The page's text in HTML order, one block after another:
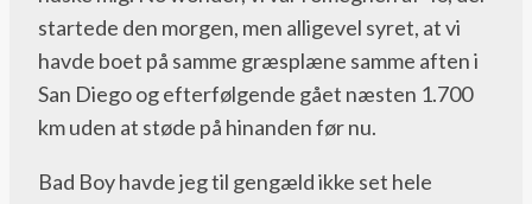
startede den morgen, men alligevel syret, at vi
havde boet på samme græsplæne samme aften i
San Diego og efterfølgende gået næsten 1.700
km uden at støde på hinanden før nu.
Bad Boy havde jeg til gengæld ikke set hele